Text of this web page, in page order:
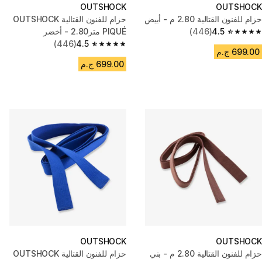
OUTSHOCK
حزام للفنون القتالية 2.80 م - أبيض
4.5
4.5 out of 5 stars from 446 reviews
(446)
699.00 ج.م
OUTSHOCK
حزام للفنون القتالية OUTSHOCK
PIQUÉ متر2.80 - أخضر
4.5
4.5 out of 5 stars from 446 reviews
(446)
699.00 ج.م
OUTSHOCK
حزام للفنون القتالية 2.80 م - بني
OUTSHOCK
حزام للفنون القتالية OUTSHOCK